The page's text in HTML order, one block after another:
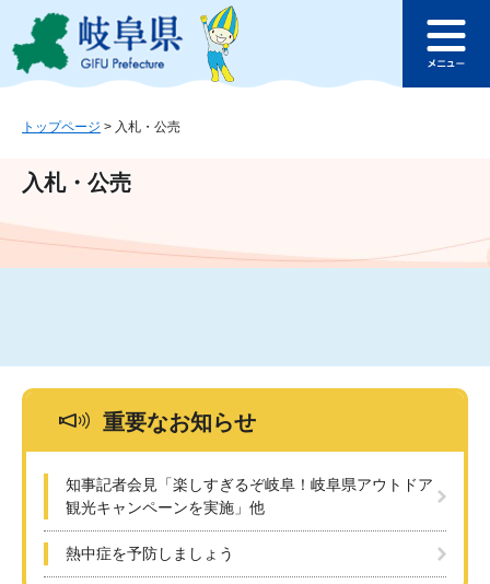
ジ
ュ
文
このページの本文へ
ュ
トップページ > 入札・公売
入札・公売
重要なお知らせ
知事記者会見「楽しすぎるぞ岐阜！岐阜県アウトドア
観光キャンペーンを実施」他
熱中症を予防しましょう